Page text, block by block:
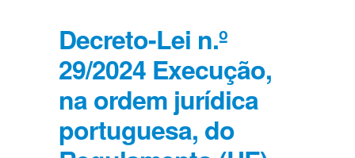
Decreto-Lei n.º
29/2024 Execução,
na ordem jurídica
portuguesa, do